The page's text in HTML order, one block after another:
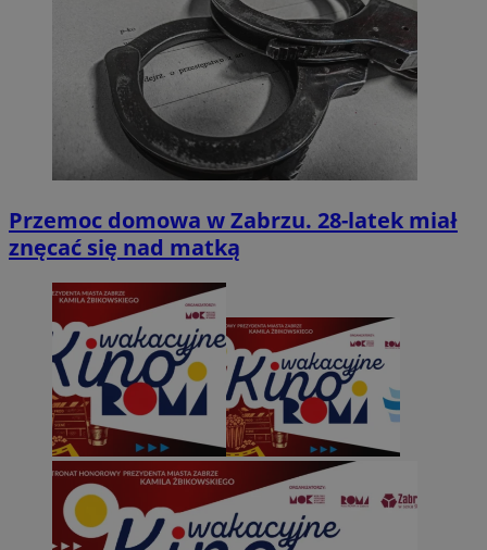
Przemoc domowa w Zabrzu. 28-latek miał
znęcać się nad matką